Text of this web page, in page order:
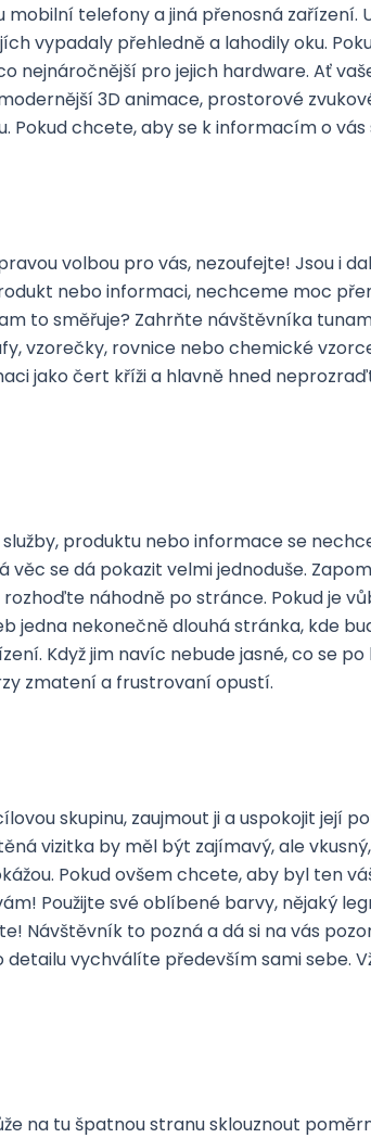
telefony a jiná přenosná zařízení.
vypadaly přehledně a lahodily oku.
nejnáročnější pro jejich hardware. Ať
3D animace, prostorové
chcete, aby se k informacím o
volbou pro vás, nezoufejte! Jsou i
nebo informaci, nechceme moc
to směřuje? Zahrňte návštěvníka
vzorečky, rovnice nebo chemické
jako čert kříži a hlavně hned
produktu nebo informace se
se dá pokazit velmi jednoduše.
náhodně po stránce. Pokud je
jedna nekonečně dlouhá stránka, kde
Když jim navíc nebude jasné, co se
zmatení a frustrovaní opustí.
skupinu, zaujmout ji a uspokojit její
vizitka by měl být zajímavý, ale
Pokud ovšem chcete, aby byl ten
Použijte své oblíbené barvy, nějaký
Návštěvník to pozná a dá si na vás
vychválíte především sami sebe.
na tu špatnou stranu sklouznout